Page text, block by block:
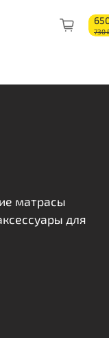
730
матрасы
для